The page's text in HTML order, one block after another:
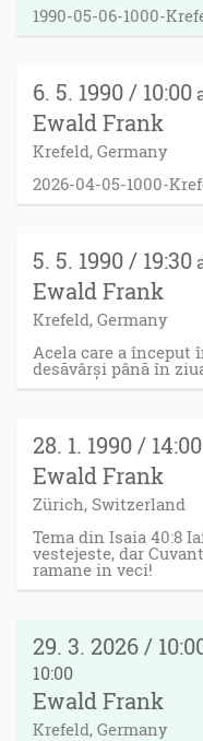
1990-05-06-1000-
6. 5. 1990 / 10:00
Ewald Frank
Krefeld, Germany
2026-04-05-1000-
5. 5. 1990 / 19:30
Ewald Frank
Krefeld, Germany
Acela care a început
desăvârși până în
28. 1. 1990 / 14:00
Ewald Frank
Zürich, Switzerland
Tema din Isaia 40:8
vestejeste, dar
ramane in veci!
29. 3. 2026 /
10:00
Ewald Frank
Krefeld, Germany